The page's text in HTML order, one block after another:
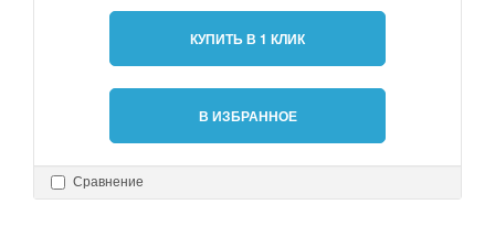
КУПИТЬ В 1 КЛИК
В ИЗБРАННОЕ
Сравнение